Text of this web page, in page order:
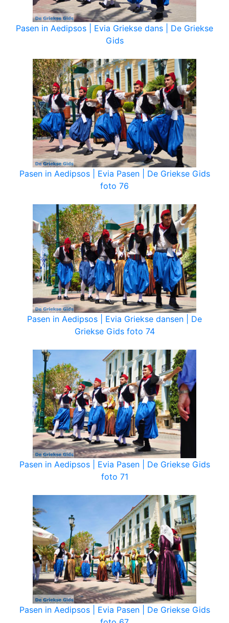
Pasen in Aedipsos | Evia Griekse dans | De Griekse
Gids
Pasen in Aedipsos | Evia Pasen | De Griekse Gids
foto 76
Pasen in Aedipsos | Evia Griekse dansen | De
Griekse Gids foto 74
Pasen in Aedipsos | Evia Pasen | De Griekse Gids
foto 71
Pasen in Aedipsos | Evia Pasen | De Griekse Gids